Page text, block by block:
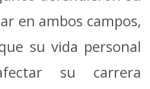
en ambos campos,
su vida personal
su carrera